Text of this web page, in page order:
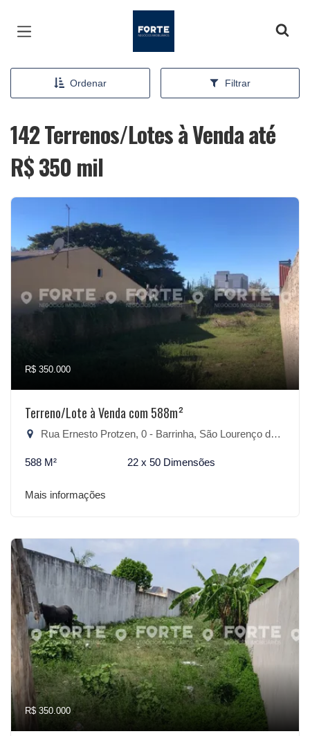
Ordenar Filtrar
142 Terrenos/Lotes à Venda até
R$ 350 mil
R$ 350.000
Terreno/Lote à Venda com 588m²
Rua Ernesto Protzen, 0 - Barrinha, São Lourenço do Sul-RS
588 M² 22 x 50 Dimensões
Mais informações
R$ 350.000